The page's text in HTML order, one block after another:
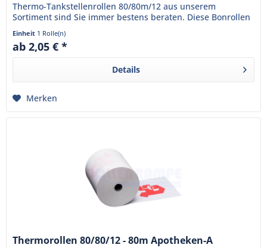
Thermo-Tankstellenrollen 80/80m/12 aus unserem
Sortiment sind Sie immer bestens beraten. Diese Bonrollen
sind bereits mit...
Einheit 1 Rolle(n)
ab 2,05 € *
Details
Merken
Thermorollen 80/80/12 - 80m Apotheken-A